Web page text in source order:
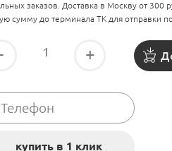
заказов. Доставка в Москву от 300
сумму до терминала ТК для отправки
+